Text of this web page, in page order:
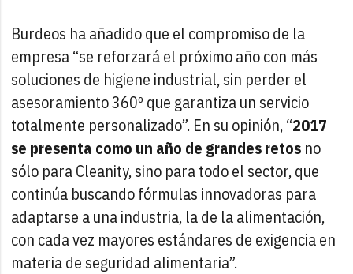
Burdeos ha añadido que el compromiso de la
empresa “se reforzará el próximo año con más
soluciones de higiene industrial, sin perder el
asesoramiento 360º que garantiza un servicio
totalmente personalizado”. En su opinión, “2017
se presenta como un año de grandes retos no
sólo para Cleanity, sino para todo el sector, que
continúa buscando fórmulas innovadoras para
adaptarse a una industria, la de la alimentación,
con cada vez mayores estándares de exigencia en
materia de seguridad alimentaria”.